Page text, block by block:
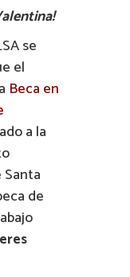
se
el
Beca en
a la
de